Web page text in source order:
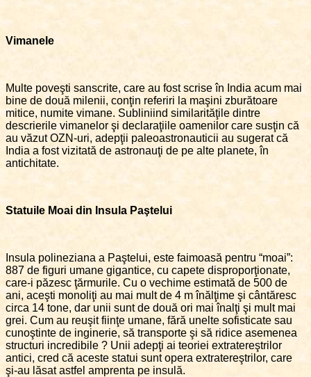
Vimanele
Multe poveşti sanscrite, care au fost scrise în India acum mai
bine de două milenii, conţin referiri la maşini zburătoare
mitice, numite vimane. Subliniind similarităţile dintre
descrierile vimanelor şi declaraţiile oamenilor care susţin că
au văzut OZN-uri, adepţii paleoastronauticii au sugerat că
India a fost vizitată de astronauţi de pe alte planete, în
antichitate.
Statuile Moai din Insula Paştelui
Insula polineziana a Paştelui, este faimoasă pentru “moai”:
887 de figuri umane gigantice, cu capete disproporţionate,
care-i păzesc ţărmurile. Cu o vechime estimată de 500 de
ani, aceşti monoliţi au mai mult de 4 m înălţime şi cântăresc
circa 14 tone, dar unii sunt de două ori mai înalţi şi mult mai
grei. Cum au reuşit fiinţe umane, fără unelte sofisticate sau
cunoştinte de inginerie, să transporte şi să ridice asemenea
structuri incredibile ? Unii adepţi ai teoriei extratereştrilor
antici, cred că aceste statui sunt opera extratereştrilor, care
şi-au lăsat astfel amprenta pe insulă.